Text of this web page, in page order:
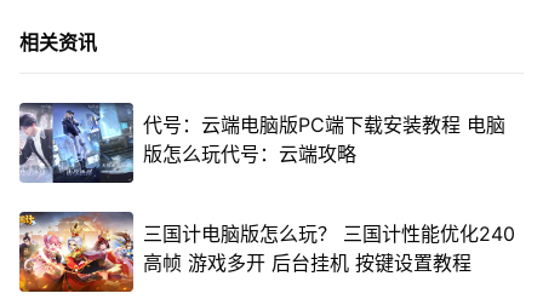
相关资讯
代号：云端电脑版PC端下载安装教程 电脑
版怎么玩代号：云端攻略
三国计电脑版怎么玩？ 三国计性能优化240
高帧 游戏多开 后台挂机 按键设置教程